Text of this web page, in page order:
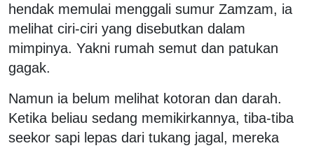
hendak memulai menggali sumur Zamzam, ia
melihat ciri-ciri yang disebutkan dalam
mimpinya. Yakni rumah semut dan patukan
gagak.
Namun ia belum melihat kotoran dan darah.
Ketika beliau sedang memikirkannya, tiba-tiba
seekor sapi lepas dari tukang jagal, mereka